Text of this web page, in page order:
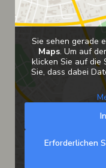
Sie sehen gerade
Maps. Um auf
klicken Sie auf die
Sie, dass dabei
Erforderlichen